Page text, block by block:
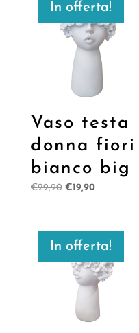
In offerta!
Vaso testa
donna fiori
bianco big
€29,90 Il
€29,90.
€19,90Il
€19,90.
In offerta!